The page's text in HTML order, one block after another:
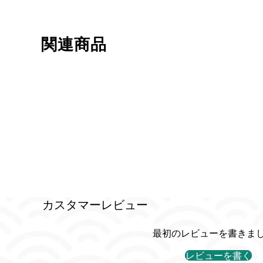
関連商品
カスタマーレビュー
最初のレビューを書きま
レビューを書く